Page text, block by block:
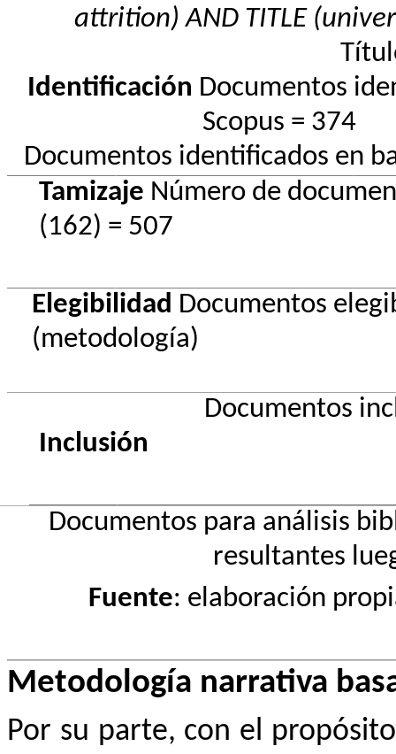
attrition) AND TITLE
Identificación Documentos
Scopus = 374
Documentos identificados en
Tamizaje Número de
(162) = 507
Elegibilidad Documentos
(metodología)
Documentos
Inclusión
Documentos para análisis
resultantes
Fuente: elaboración
Metodología narrativa
Por su parte, con el